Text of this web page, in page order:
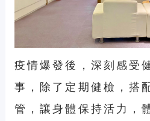
疫情爆發後，深刻感受
事，除了定期健檢，搭
管，讓身體保持活力，